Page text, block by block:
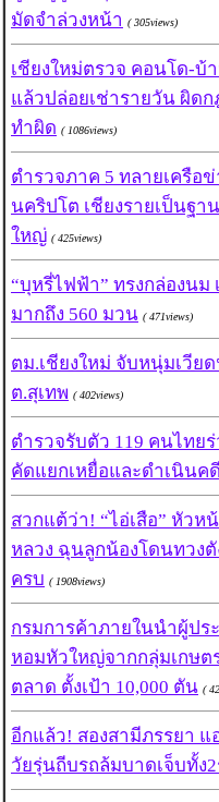
มัดจำล่วงหน้า ( 305views)
เชียงใหม่ตรวจ คอนโด-บ้
แล้วปล่อยเช่ารายวัน ผิด
ทำผิด ( 1086views)
ตำรวจภาค 5 ทลายเครือ
นคริปโต เชียงรายเป็นฐา
ใหญ่ ( 425views)
“บุหรี่ไฟฟ้า” ทรงกล่องน
มากถึง 560 มวน ( 471views)
ตม.เชียงใหม่ จับหนุ่มเวียด
ต.สุเทพ ( 402views)
ตำรวจรับตัว 119 คนไทย
คัดแยกเหยื่อและดำเนินค
สวกแต้ว่า! “ไอ่เสือ” หัวห
หลวง ฉุนลูกน้องโดนทวง
ครบ ( 1908views)
กรมการค้าภายในนำผู้ปร
หอมหัวใหญ่จากกลุ่มเกษต
ตลาด ตั้งเป้า 10,000 ตัน (
อีกแล้ว! สองสามีภรรยา
วัยรุ่นถีบรถล้มบาดเจ็บทั้ง